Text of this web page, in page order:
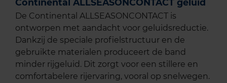
De Continental ALLSEASONCONTACT is
ontworpen met aandacht voor geluidsreductie.
Dankzij de speciale profielstructuur en de
gebruikte materialen produceert de band
minder rijgeluid. Dit zorgt voor een stillere en
comfortabelere rijervaring, vooral op snelwegen.